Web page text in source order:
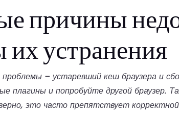
причины
их устранения
– устаревший кеш браузера и
плагины и попробуйте другой браузер.
это часто препятствует